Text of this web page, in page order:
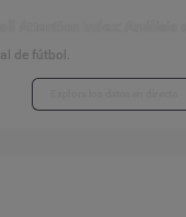
de fútbol.